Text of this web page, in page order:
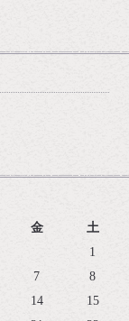
金
土
1
7
8
14
15